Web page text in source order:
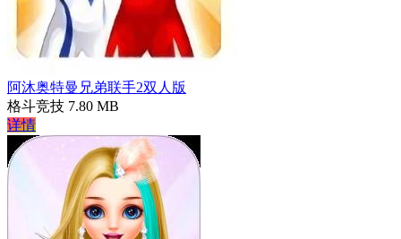
阿沐奥特曼兄弟联手2双人版
格斗竞技 7.80 MB
详情